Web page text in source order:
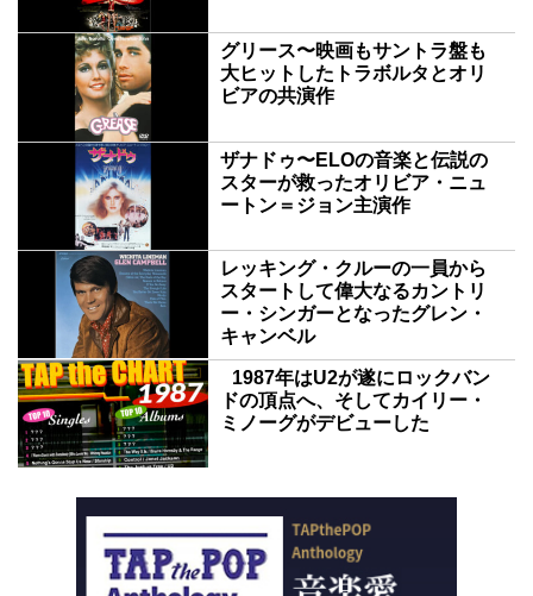
グリース〜映画もサントラ盤も
大ヒットしたトラボルタとオリ
ビアの共演作
ザナドゥ〜ELOの音楽と伝説の
スターが救ったオリビア・ニュ
ートン＝ジョン主演作
レッキング・クルーの一員から
スタートして偉大なるカントリ
ー・シンガーとなったグレン・
キャンベル
1987年はU2が遂にロックバン
ドの頂点へ、そしてカイリー・
ミノーグがデビューした